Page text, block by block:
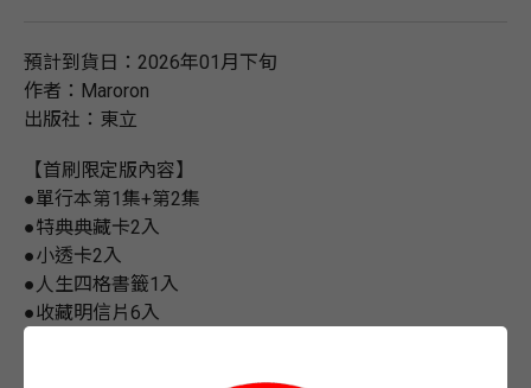
預計到貨日：2026年01月下旬
作者：Maroron
出版社：東立
【首刷限定版內容】
●單行本第1集+第2集
●特典典藏卡2入
●小透卡2入
●人生四格書籤1入
●收藏明信片6入